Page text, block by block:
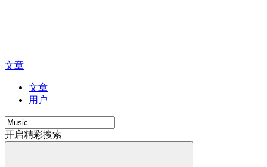
文章
文章
用户
开启精彩搜索